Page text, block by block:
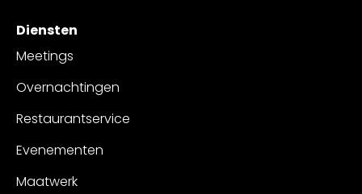
Diensten
Meetings
Overnachtingen
Restaurantservice
Evenementen
Maatwerk